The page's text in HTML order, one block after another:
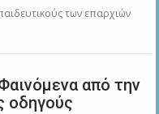
των επαρχιών
από την
οδηγούς